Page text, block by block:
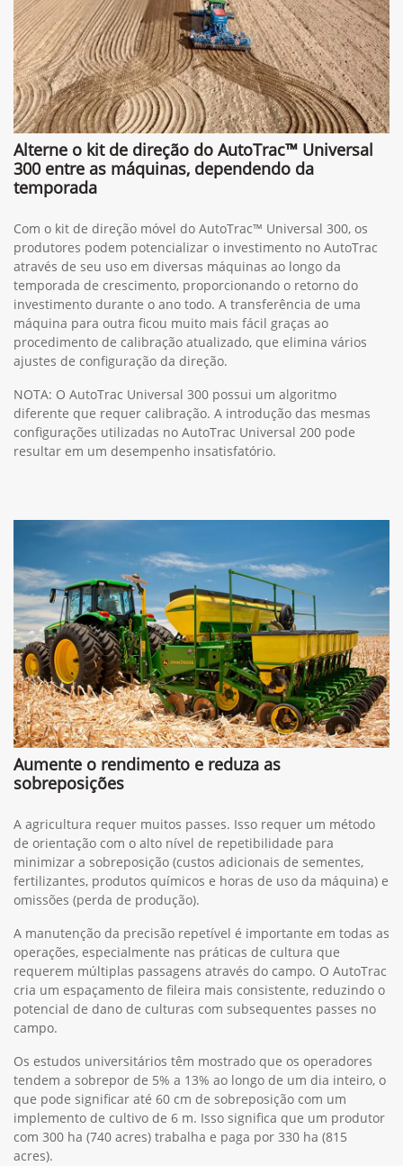
Alterne o kit de direção do AutoTrac™ Universal
300 entre as máquinas, dependendo da
temporada
Com o kit de direção móvel do AutoTrac™ Universal 300, os
produtores podem potencializar o investimento no AutoTrac
através de seu uso em diversas máquinas ao longo da
temporada de crescimento, proporcionando o retorno do
investimento durante o ano todo. A transferência de uma
máquina para outra ficou muito mais fácil graças ao
procedimento de calibração atualizado, que elimina vários
ajustes de configuração da direção.
NOTA: O AutoTrac Universal 300 possui um algoritmo
diferente que requer calibração. A introdução das mesmas
configurações utilizadas no AutoTrac Universal 200 pode
resultar em um desempenho insatisfatório.
Aumente o rendimento e reduza as
sobreposições
A agricultura requer muitos passes. Isso requer um método
de orientação com o alto nível de repetibilidade para
minimizar a sobreposição (custos adicionais de sementes,
fertilizantes, produtos químicos e horas de uso da máquina) e
omissões (perda de produção).
A manutenção da precisão repetível é importante em todas as
operações, especialmente nas práticas de cultura que
requerem múltiplas passagens através do campo. O AutoTrac
cria um espaçamento de fileira mais consistente, reduzindo o
potencial de dano de culturas com subsequentes passes no
campo.
Os estudos universitários têm mostrado que os operadores
tendem a sobrepor de 5% a 13% ao longo de um dia inteiro, o
que pode significar até 60 cm de sobreposição com um
implemento de cultivo de 6 m. Isso significa que um produtor
com 300 ha (740 acres) trabalha e paga por 330 ha (815
acres).